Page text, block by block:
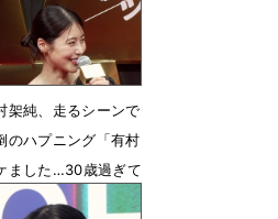
6月26日 22時35分
架純、走るシーンで
のハプニング「有村
ました…30歳過ぎて
力疾走は危ない」